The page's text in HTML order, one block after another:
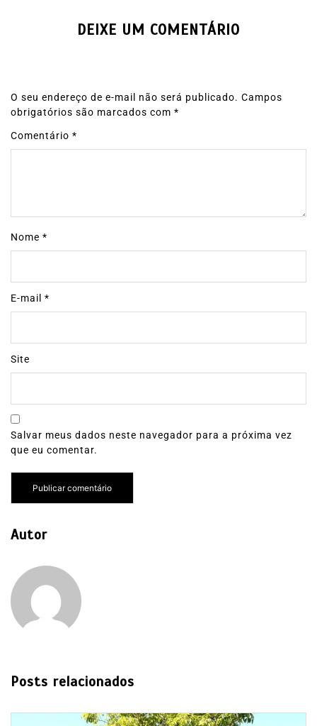
DEIXE UM COMENTÁRIO
O seu endereço de e-mail não será publicado. Campos
obrigatórios são marcados com *
Comentário *
Nome *
E-mail *
Site
Salvar meus dados neste navegador para a próxima vez
que eu comentar.
Autor
Posts relacionados